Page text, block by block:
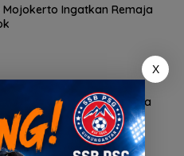
Mojokerto Ingatkan Remaja
I Ketut Sedana Merta
X